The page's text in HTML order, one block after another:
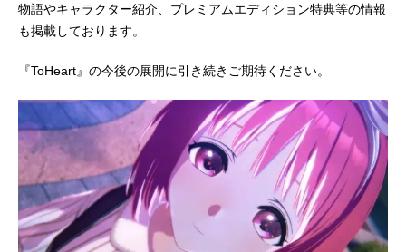
物語やキャラクター紹介、プレミアムエディション特典等の情報
も掲載しております。
『ToHeart』の今後の展開に引き続きご期待ください。